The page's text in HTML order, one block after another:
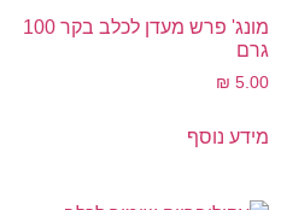
מונג' פרש מעדן לכלב בקר 100
גרם
₪ 5.00
מידע נוסף